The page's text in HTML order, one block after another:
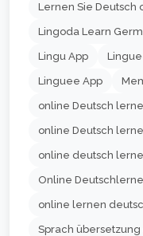
Lernen Sie Deutsch
Lingoda Learn
Lingu App
Linguee App
online Deutsch
online Deutsch
online deutsch
Online
online lernen
Sprach übersetzung